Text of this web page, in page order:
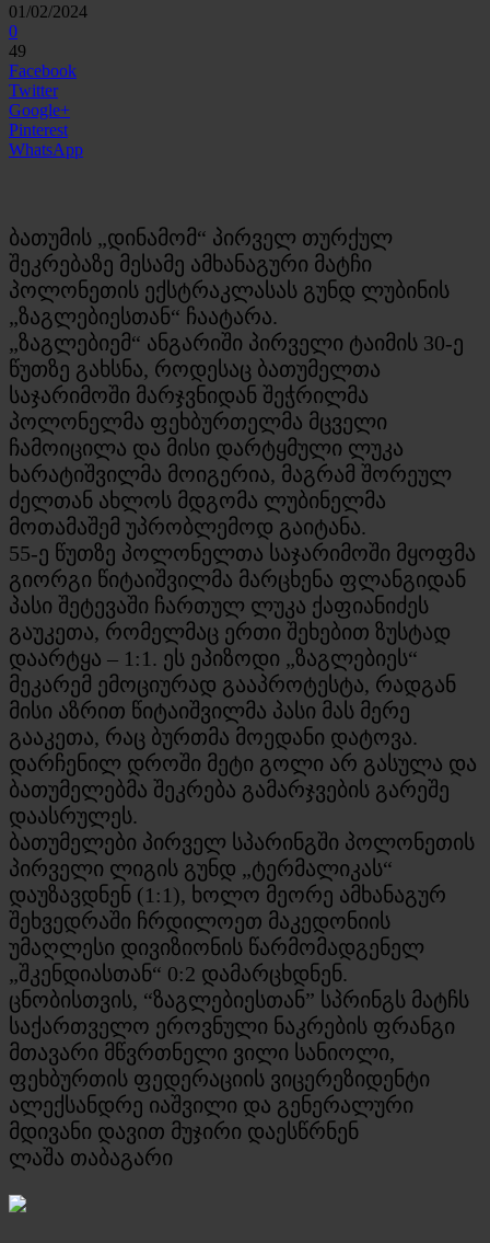
01/02/2024
0
49
Facebook
Twitter
Google+
Pinterest
WhatsApp
ბათუმის „დინამომ“ პირველ თურქულ
შეკრებაზე მესამე ამხანაგური მატჩი
პოლონეთის ექსტრაკლასას გუნდ ლუბინის
„ზაგლებიესთან“ ჩაატარა.
„ზაგლებიემ“ ანგარიში პირველი ტაიმის 30-ე
წუთზე გახსნა, როდესაც ბათუმელთა
საჯარიმოში მარჯვნიდან შეჭრილმა
პოლონელმა ფეხბურთელმა მცველი
ჩამოიცილა და მისი დარტყმული ლუკა
ხარატიშვილმა მოიგერია, მაგრამ შორეულ
ძელთან ახლოს მდგომა ლუბინელმა
მოთამაშემ უპრობლემოდ გაიტანა.
55-ე წუთზე პოლონელთა საჯარიმოში მყოფმა
გიორგი წიტაიშვილმა მარცხენა ფლანგიდან
პასი შეტევაში ჩართულ ლუკა ქაფიანიძეს
გაუკეთა, რომელმაც ერთი შეხებით ზუსტად
დაარტყა – 1:1. ეს ეპიზოდი „ზაგლებიეს“
მეკარემ ემოციურად გააპროტესტა, რადგან
მისი აზრით წიტაიშვილმა პასი მას მერე
გააკეთა, რაც ბურთმა მოედანი დატოვა.
დარჩენილ დროში მეტი გოლი არ გასულა და
ბათუმელებმა შეკრება გამარჯვების გარეშე
დაასრულეს.
ბათუმელები პირველ სპარინგში პოლონეთის
პირველი ლიგის გუნდ „ტერმალიკას“
დაუზავდნენ (1:1), ხოლო მეორე ამხანაგურ
შეხვედრაში ჩრდილოეთ მაკედონიის
უმაღლესი დივიზიონის წარმომადგენელ
„შკენდიასთან“ 0:2 დამარცხდნენ.
ცნობისთვის, “ზაგლებიესთან” სპრინგს მატჩს
საქართველო ეროვნული ნაკრების ფრანგი
მთავარი მწვრთნელი ვილი სანიოლი,
ფეხბურთის ფედერაციის ვიცერეზიდენტი
ალექსანდრე იაშვილი და გენერალური
მდივანი დავით მუჯირი დაესწრნენ
ლაშა თაბაგარი